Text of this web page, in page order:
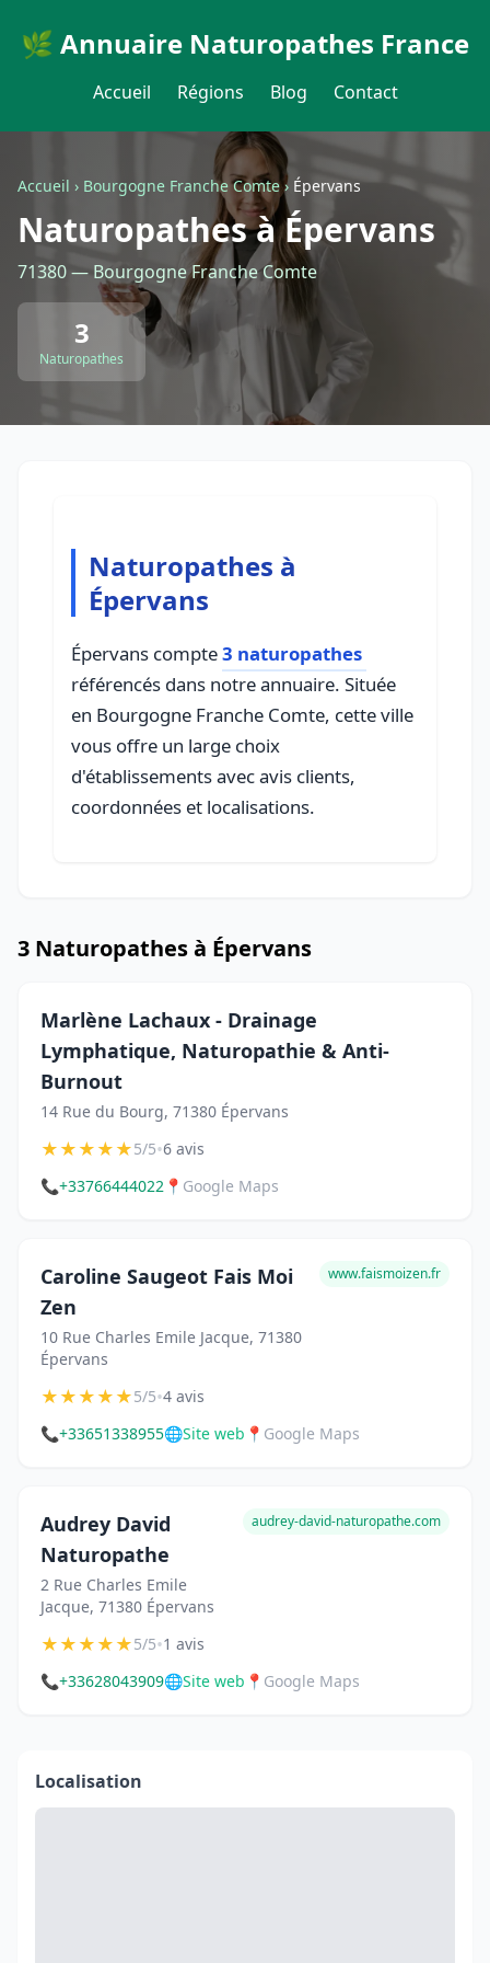
🌿 Annuaire Naturopathes France
Accueil Régions Blog Contact
Accueil › Bourgogne Franche Comte› Épervans
Naturopathes à Épervans
71380 — Bourgogne Franche Comte
3
Naturopathes
Naturopathes à
Épervans
Épervans compte3 naturopathes
référencés dans notre annuaire. Située
en Bourgogne Franche Comte, cette ville
vous offre un large choix
d'établissements avec avis clients,
coordonnées et localisations.
3 Naturopathes à Épervans
Marlène Lachaux - Drainage
Lymphatique, Naturopathie & Anti-
Burnout
14 Rue du Bourg, 71380 Épervans
★★★★★5/5•6 avis
📞+33766444022 📍 Google Maps
Caroline Saugeot Fais Moi
Zen
10 Rue Charles Emile Jacque, 71380
Épervans
www.faismoizen.fr
★★★★★5/5•4 avis
📞+33651338955🌐Site web 📍 Google Maps
Audrey David
Naturopathe
2 Rue Charles Emile
Jacque, 71380 Épervans
audrey-david-naturopathe.com
★★★★★5/5•1 avis
📞+33628043909🌐Site web 📍 Google Maps
Localisation